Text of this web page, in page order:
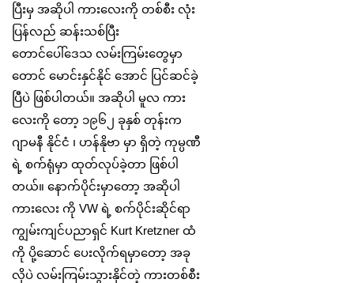
ပြီးမှ အဆိုပါ ကားလေးကို တစ်စီး လုံး
ပြန်လည် ဆန်းသစ်ပြီး
တောင်ပေါ်ဒေသ လမ်းကြမ်းတွေမှာ
တောင် မောင်းနှင်နိုင် အောင် ပြင်ဆင်ခဲ့
ပြီပဲ ဖြစ်ပါတယ်။ အဆိုပါ မူလ ကား
လေးကို တော့ ၁၉၆၂ ခုနှစ် တုန်းက
ဂျာမနီ နိုင်ငံ ၊ ဟန်နိုဗာ မှာ ရှိတဲ့ ကုမ္ပဏီ
ရဲ့ စက်ရုံမှာ ထုတ်လုပ်ခဲ့တာ ဖြစ်ပါ
တယ်။ နောက်ပိုင်းမှာတော့ အဆိုပါ
ကားလေး ကို VW ရဲ့ စက်ပိုင်းဆိုင်ရာ
ကျွမ်းကျင်ပညာရှင် Kurt Kretzner ထံ
ကို ပို့ဆောင် ပေးလိုက်ရမှာတော့ အခု
လိုပဲ လမ်းကြမ်းသွားနိုင်တဲ့ ကားတစ်စီး